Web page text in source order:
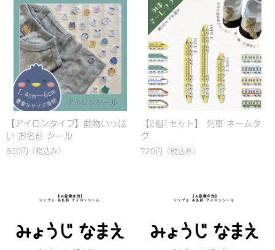
【アイロンタイプ】動物いっぱ
い お名前 シール
800円 （税込み）
【2個1セット】 列車 ネームタ
グ
720円 （税込み）